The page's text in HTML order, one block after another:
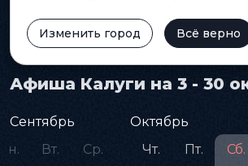
Изменить город Всё верно
Главная Афиша
Афиша Калуги на 3 - 30
Сентябрь
Вт. Ср.
Октябрь
Чт.
Пт. Сб.